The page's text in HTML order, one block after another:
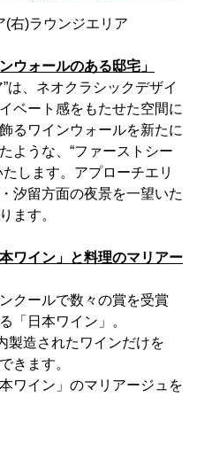
(右)ラウンジエリア
ウォールのある邸宅」
は、ネオクラシックデザイ
ベート感をもたせた空間に
るワインウォールを新たに
ような、“ファーストシー
します。アプローチエリ
汐留方面の夜景を一望いた
ます。
ワイン」と料理のマリアー
クールで数々の賞を受賞
「日本ワイン」。
製造されたワインだけを
きます。
ワイン」のマリアージュを